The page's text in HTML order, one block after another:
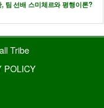
, 팀 선배 스미체르와 평행이론?
Tribe
POLICY